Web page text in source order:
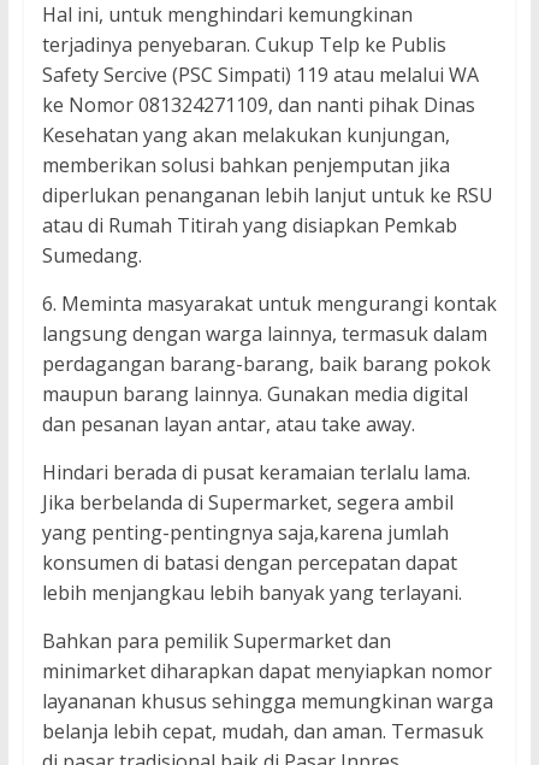
Hal ini, untuk menghindari kemungkinan
terjadinya penyebaran. Cukup Telp ke Publis
Safety Sercive (PSC Simpati) 119 atau melalui WA
ke Nomor 081324271109, dan nanti pihak Dinas
Kesehatan yang akan melakukan kunjungan,
memberikan solusi bahkan penjemputan jika
diperlukan penanganan lebih lanjut untuk ke RSU
atau di Rumah Titirah yang disiapkan Pemkab
Sumedang.
6. Meminta masyarakat untuk mengurangi kontak
langsung dengan warga lainnya, termasuk dalam
perdagangan barang-barang, baik barang pokok
maupun barang lainnya. Gunakan media digital
dan pesanan layan antar, atau take away.
Hindari berada di pusat keramaian terlalu lama.
Jika berbelanda di Supermarket, segera ambil
yang penting-pentingnya saja,karena jumlah
konsumen di batasi dengan percepatan dapat
lebih menjangkau lebih banyak yang terlayani.
Bahkan para pemilik Supermarket dan
minimarket diharapkan dapat menyiapkan nomor
layananan khusus sehingga memungkinan warga
belanja lebih cepat, mudah, dan aman. Termasuk